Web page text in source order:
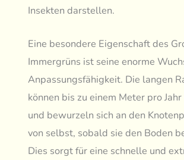
Insekten darstellen.
Eine besondere Eigenschaft des
Immergrüns ist seine enorme
Anpassungsfähigkeit. Die langen
können bis zu einem Meter pro
und bewurzeln sich an den
von selbst, sobald sie den Boden
Dies sorgt für eine schnelle und